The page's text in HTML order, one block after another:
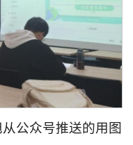
公众号推送的用图